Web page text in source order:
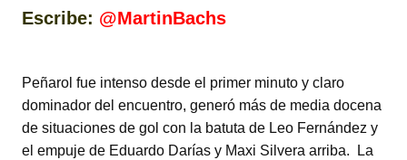
Escribe: @MartinBachs
Peñarol fue intenso desde el primer minuto y claro
dominador del encuentro, generó más de media docena
de situaciones de gol con la batuta de Leo Fernández y
el empuje de Eduardo Darías y Maxi Silvera arriba. La